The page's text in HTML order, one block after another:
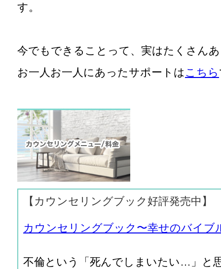
す。
今でもできることって、実はたくさん
お一人お一人にあったサポートは こちら
【カウンセリングブック好評発売中】
カウンセリングブック〜幸せのバイブ
不倫という「死んでしまいたい…」と